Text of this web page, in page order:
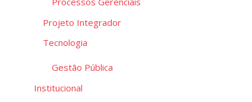
Projeto Integrador
Tecnologia
Gestão Pública
Institucional